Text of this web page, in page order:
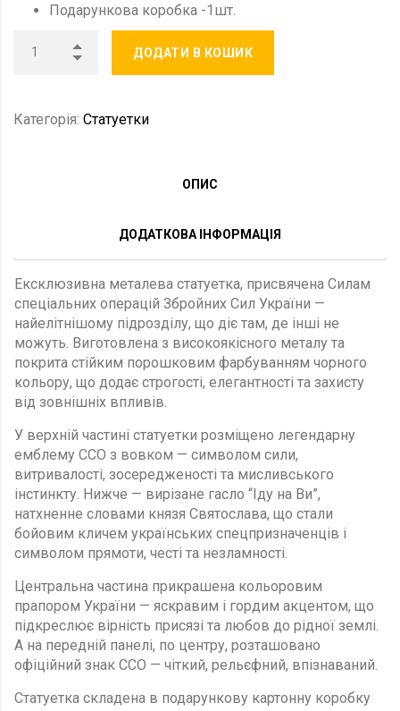
Подарункова коробка -1шт.
ДОДАТИ В КОШИК
Категорія: Статуетки
ОПИС
ДОДАТКОВА ІНФОРМАЦІЯ
Ексклюзивна металева статуетка, присвячена Силам
спеціальних операцій Збройних Сил України —
найелітнішому підрозділу, що діє там, де інші не
можуть. Виготовлена з високоякісного металу та
покрита стійким порошковим фарбуванням чорного
кольору, що додає строгості, елегантності та захисту
від зовнішніх впливів.
У верхній частині статуетки розміщено легендарну
емблему ССО з вовком — символом сили,
витривалості, зосередженості та мисливського
інстинкту. Нижче — вирізане гасло “Іду на Ви”,
натхненне словами князя Святослава, що стали
бойовим кличем українських спецпризначенців і
символом прямоти, честі та незламності.
Центральна частина прикрашена кольоровим
прапором України — яскравим і гордим акцентом, що
підкреслює вірність присязі та любов до рідної землі.
А на передній панелі, по центру, розташовано
офіційний знак ССО — чіткий, рельєфний, впізнаваний.
Статуетка складена в подарункову картонну коробку